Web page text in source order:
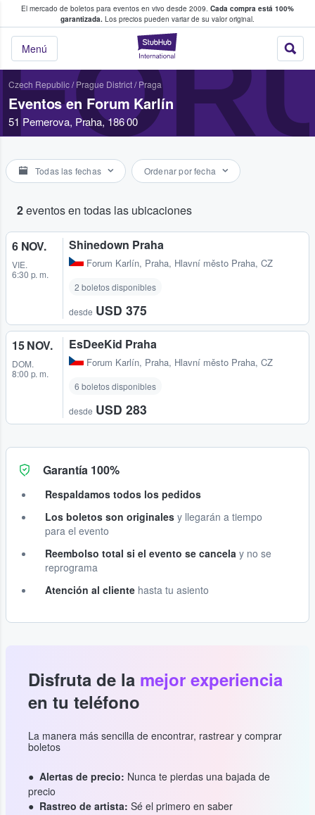
El mercado de boletos para eventos en vivo desde 2009. Cada compra está 100%
garantizada. Los precios pueden variar de su valor original.
StubHub: donde
Menú
fans compran y venden boletos
Czech Republic/ Prague District/ Praga
Eventos en Forum Karlín
51 Pernerova, Praha, 186 00
Todas las fechas Ordenar por fecha
2eventos en todas las ubicaciones
6 NOV.
VIE.
6:30 p. m.
Shinedown Praha
Forum Karlín, Praha, Hlavní město Praha, CZ
2 boletos disponibles
desde USD 375
15 NOV.
DOM.
8:00 p. m.
EsDeeKid Praha
Forum Karlín, Praha, Hlavní město Praha, CZ
6 boletos disponibles
desde USD 283
Garantía 100%
Respaldamos todos los pedidos
Los boletos son originales y llegarán a tiempo
para el evento
Reembolso total si el evento se cancela y no se
reprograma
Atención al cliente hasta tu asiento
Disfruta de la mejor experiencia
en tu teléfono
La manera más sencilla de encontrar, rastrear y comprar
boletos
Alertas de precio: Nunca te pierdas una bajada de
precio
Rastreo de artista: Sé el primero en saber